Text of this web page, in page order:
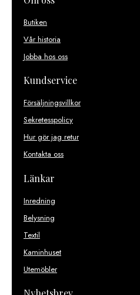
Butiken
Vår historia
Jobba hos oss
Kundservice
Försäljningsvillkor
Sekretesspolicy
Hur gör jag retur
Kontakta oss
Länkar
Inredning
Belysning
Textil
Kaminhuset
Utemöbler